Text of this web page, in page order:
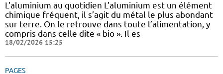
L'aluminium au quotidien L’aluminium est un élément
chimique fréquent, il s’agit du métal le plus abondant
sur terre. On le retrouve dans toute l’alimentation, y
compris dans celle dite « bio ». Il es
18/02/2026 15:25
PAGES